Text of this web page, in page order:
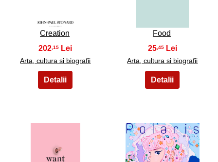
Creation
202 ,15
Arta, cultura si biografii
Food
25,45
Arta, cultura si biografii